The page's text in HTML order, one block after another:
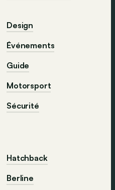
Design
Événements
Guide
Motorsport
Sécurité
Hatchback
Berline